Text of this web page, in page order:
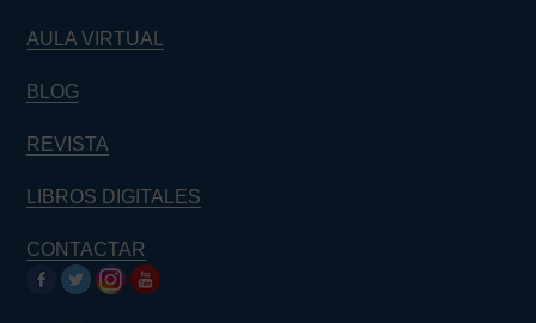
AULA VIRTUAL
BLOG
REVISTA
LIBROS DIGITALES
CONTACTAR